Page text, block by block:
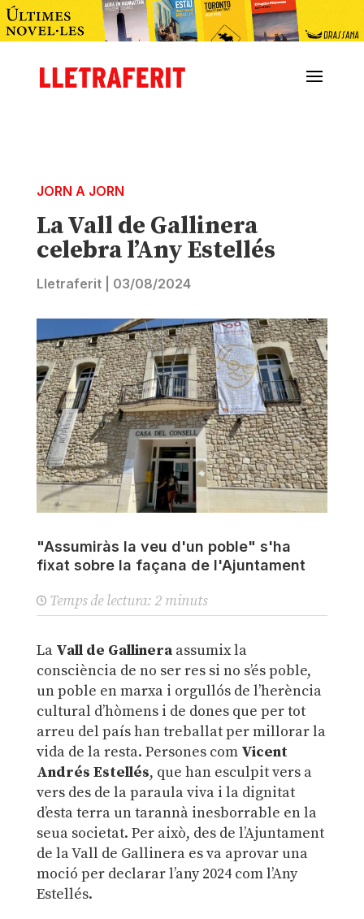
JORN A JORN
La Vall de Gallinera
celebra l’Any Estellés
Lletraferit| 03/08/2024
"Assumiràs la veu d'un poble" s'ha
fixat sobre la façana de l'Ajuntament
Temps de lectura: 2 minuts
LaVall de Gallineraassumix la
consciència de no ser res si no s’és poble,
un poble en marxa i orgullós de l’herència
cultural d’hòmens i de dones que per tot
arreu del país han treballat per millorar la
vida de la resta. Persones com Vicent
Andrés Estellés, que han esculpit vers a
vers des de la paraula viva i la dignitat
d’esta terra un tarannà inesborrable en la
seua societat. Per això, des de l’Ajuntament
de la Vall de Gallinera es va aprovar una
moció per declarar l’any 2024 com l’Any
Estellés.